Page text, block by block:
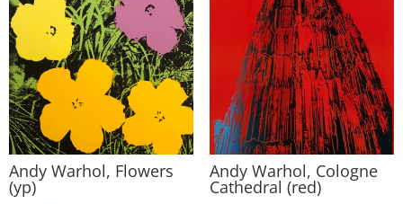
Andy Warhol, Flowers
(yp)
Andy Warhol, Cologne
Cathedral (red)